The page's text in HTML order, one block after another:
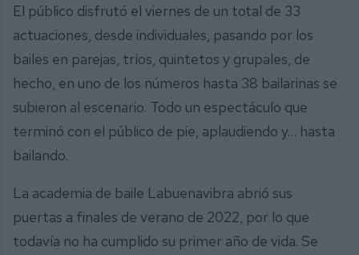
El público disfrutó el viernes de un total de 33
actuaciones, desde individuales, pasando por los
bailes en parejas, tríos, quintetos y grupales, de
hecho, en uno de los números hasta 38 bailarinas se
subieron al escenario. Todo un espectáculo que
terminó con el público de pie, aplaudiendo y… hasta
bailando.
La academia de baile Labuenavibra abrió sus
puertas a finales de verano de 2022, por lo que
todavía no ha cumplido su primer año de vida. Se